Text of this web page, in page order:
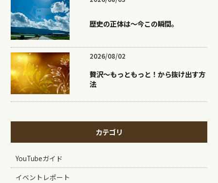
歴史の正体は〜今この瞬間。
2026/08/02
贅沢〜もっともっと！から抜け出す方
法
カテゴリ
YouTubeガイド
イベントレポート